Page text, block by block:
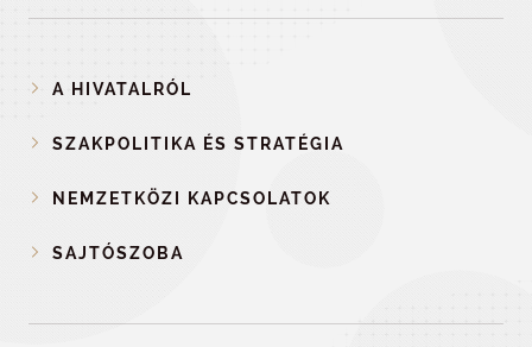
A HIVATALRÓL
SZAKPOLITIKA ÉS STRATÉGIA
NEMZETKÖZI KAPCSOLATOK
SAJTÓSZOBA